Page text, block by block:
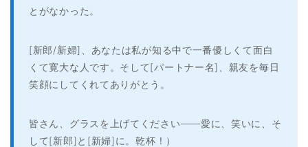
とがなかった。
[新郎/新婦]、あなたは私が知る中で一番優しくて面白
くて寛大な人です。そして[パートナー名]、親友を毎日
笑顔にしてくれてありがとう。
皆さん、グラスを上げてください——愛に、笑いに、そ
して[新郎]と[新婦]に。乾杯！）
現
大学入試英語対策講座
英語名言・格言・カッコい
い英語＆素敵な英文フレー